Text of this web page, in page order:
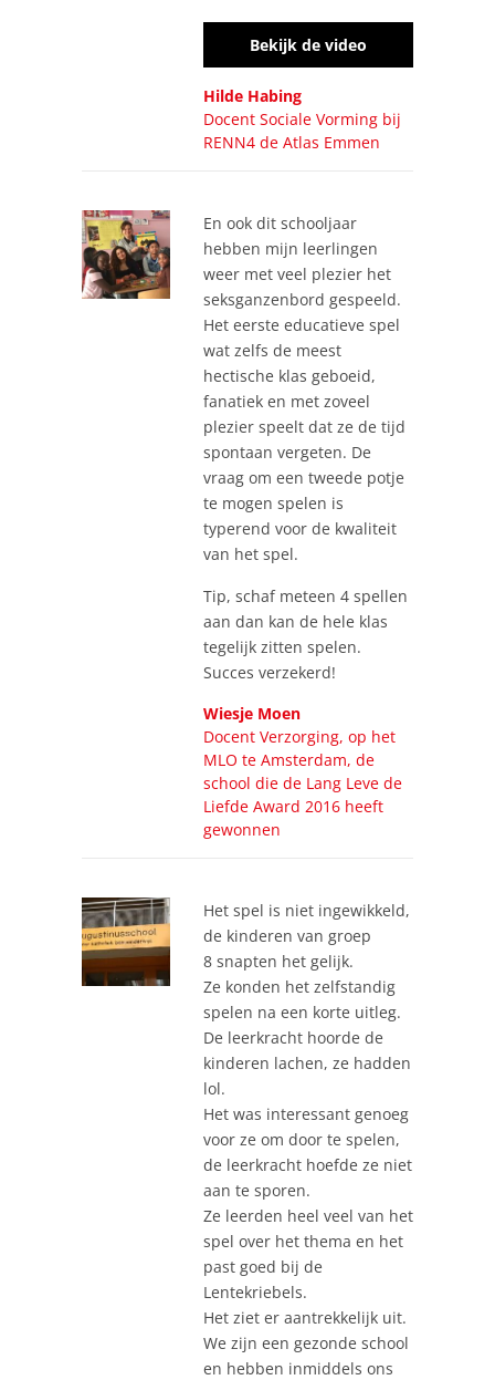
Hilde Habing
Docent Sociale Vorming bij
RENN4 de Atlas Emmen
Bekijk de video
Wiesje Moen
Docent Verzorging, op het
MLO te Amsterdam, de
school die de Lang Leve de
Liefde Award 2016 heeft
gewonnen
En ook dit schooljaar
hebben mijn leerlingen
weer met veel plezier het
seksganzenbord gespeeld.
Het eerste educatieve spel
wat zelfs de meest
hectische klas geboeid,
fanatiek en met zoveel
plezier speelt dat ze de tijd
spontaan vergeten. De
vraag om een tweede potje
te mogen spelen is
typerend voor de kwaliteit
van het spel.
Tip, schaf meteen 4 spellen
aan dan kan de hele klas
tegelijk zitten spelen.
Succes verzekerd!
Het spel is niet ingewikkeld,
de kinderen van groep
8 snapten het gelijk.
Ze konden het zelfstandig
spelen na een korte uitleg.
De leerkracht hoorde de
kinderen lachen, ze hadden
lol.
Het was interessant genoeg
voor ze om door te spelen,
de leerkracht hoefde ze niet
aan te sporen.
Ze leerden heel veel van het
spel over het thema en het
past goed bij de
Lentekriebels.
Het ziet er aantrekkelijk uit.
We zijn een gezonde school
en hebben inmiddels ons